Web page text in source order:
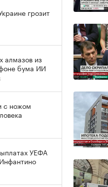
грозит
алмазов из
бума ИИ
с ножом
УЕФА